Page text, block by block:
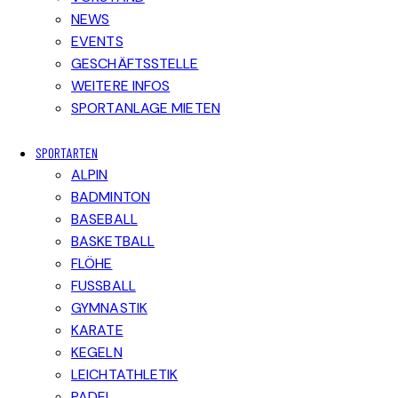
NEWS
EVENTS
GESCHÄFTSSTELLE
WEITERE INFOS
SPORTANLAGE MIETEN
SPORTARTEN
ALPIN
BADMINTON
BASEBALL
BASKETBALL
FLÖHE
FUSSBALL
GYMNASTIK
KARATE
KEGELN
LEICHTATHLETIK